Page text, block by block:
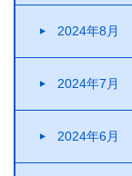
2024年8月
2024年7月
2024年6月